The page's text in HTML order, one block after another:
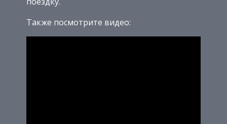
Также посмотрите видео: